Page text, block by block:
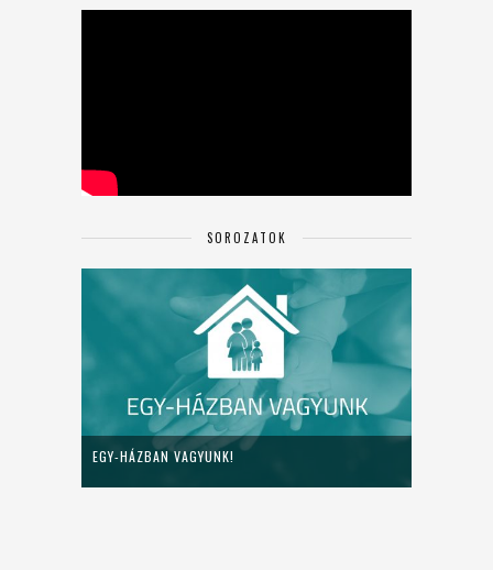
SOROZATOK
EGY-HÁZBAN VAGYUNK!